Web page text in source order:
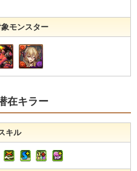
モンスター
在キラー
キル